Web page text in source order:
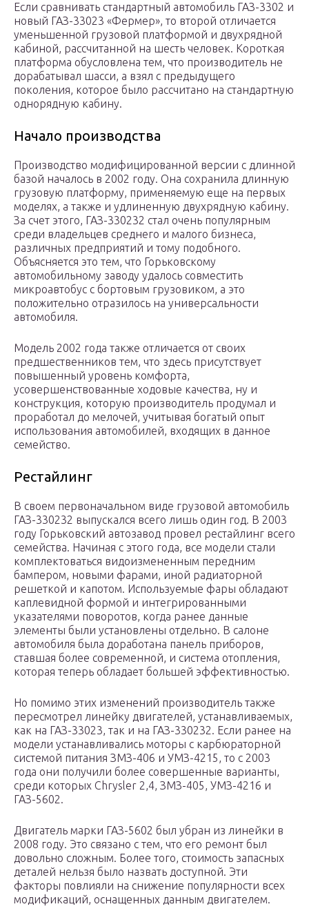
Если сравнивать стандартный автомобиль ГАЗ-3302 и
новый ГАЗ-33023 «Фермер», то второй отличается
уменьшенной грузовой платформой и двухрядной
кабиной, рассчитанной на шесть человек. Короткая
платформа обусловлена тем, что производитель не
дорабатывал шасси, а взял с предыдущего
поколения, которое было рассчитано на стандартную
однорядную кабину.
Начало производства
Производство модифицированной версии с длинной
базой началось в 2002 году. Она сохранила длинную
грузовую платформу, применяемую еще на первых
моделях, а также и удлиненную двухрядную кабину.
За счет этого, ГАЗ-330232 стал очень популярным
среди владельцев среднего и малого бизнеса,
различных предприятий и тому подобного.
Объясняется это тем, что Горьковскому
автомобильному заводу удалось совместить
микроавтобус с бортовым грузовиком, а это
положительно отразилось на универсальности
автомобиля.
Модель 2002 года также отличается от своих
предшественников тем, что здесь присутствует
повышенный уровень комфорта,
усовершенствованные ходовые качества, ну и
конструкция, которую производитель продумал и
проработал до мелочей, учитывая богатый опыт
использования автомобилей, входящих в данное
семейство.
Рестайлинг
В своем первоначальном виде грузовой автомобиль
ГАЗ-330232 выпускался всего лишь один год. В 2003
году Горьковский автозавод провел рестайлинг всего
семейства. Начиная с этого года, все модели стали
комплектоваться видоизмененным передним
бампером, новыми фарами, иной радиаторной
решеткой и капотом. Используемые фары обладают
каплевидной формой и интегрированными
указателями поворотов, когда ранее данные
элементы были установлены отдельно. В салоне
автомобиля была доработана панель приборов,
ставшая более современной, и система отопления,
которая теперь обладает большей эффективностью.
Но помимо этих изменений производитель также
пересмотрел линейку двигателей, устанавливаемых,
как на ГАЗ-33023, так и на ГАЗ-330232. Если ранее на
модели устанавливались моторы с карбюраторной
системой питания ЗМЗ-406 и УМЗ-4215, то с 2003
года они получили более совершенные варианты,
среди которых Chrysler 2,4, ЗМЗ-405, УМЗ-4216 и
ГАЗ-5602.
Двигатель марки ГАЗ-5602 был убран из линейки в
2008 году. Это связано с тем, что его ремонт был
довольно сложным. Более того, стоимость запасных
деталей нельзя было назвать доступной. Эти
факторы повлияли на снижение популярности всех
модификаций, оснащенных данным двигателем.